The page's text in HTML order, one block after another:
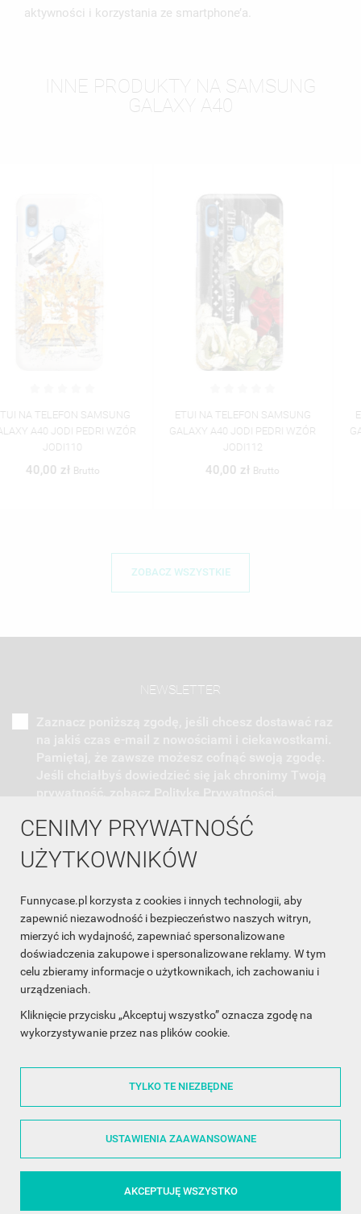
CENIMY PRYWATNOŚĆ
UŻYTKOWNIKÓW
Funnycase.pl korzysta z cookies i innych technologii, aby
zapewnić niezawodność i bezpieczeństwo naszych witryn,
mierzyć ich wydajność, zapewniać spersonalizowane
doświadczenia zakupowe i spersonalizowane reklamy. W tym
celu zbieramy informacje o użytkownikach, ich zachowaniu i
urządzeniach.
Kliknięcie przycisku „Akceptuj wszystko” oznacza zgodę na
wykorzystywanie przez nas plików cookie.
TYLKO TE NIEZBĘDNE
USTAWIENIA ZAAWANSOWANE
AKCEPTUJĘ WSZYSTKO
aktywności i korzystania ze smartphone’a.
INNE PRODUKTY NA SAMSUNG
GALAXY A40
ETUI NA TELEFON SAMSUNG
GALAXY A40 JODI PEDRI WZÓR
JODI112
40,00 zł
ETUI NA TELEFON SAMSUNG
GALAXY A40 JODI PEDRI WZÓR
JODI113
40,00 zł
ZOBACZ WSZYSTKIE
NEWSLETTER
INFORMACJA O SKLEPIE
INFORMACJE
OBSŁUGA KLIENTA
WSPÓŁPRACA
ŚLEDŹ NAS NA FACEBOOKU
Made with❤in Poland